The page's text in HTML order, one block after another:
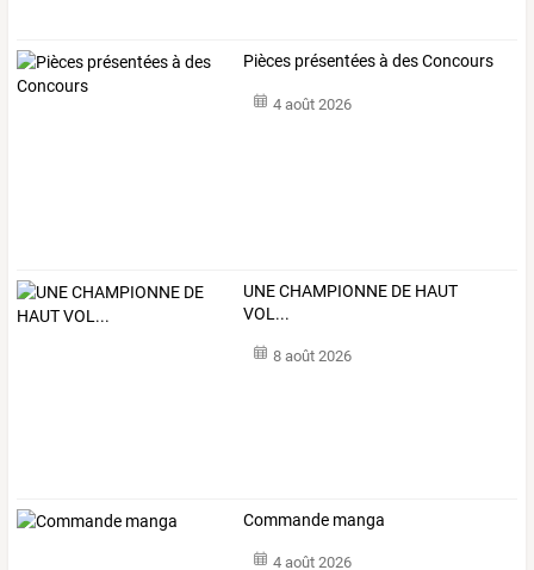
Pièces présentées à des Concours
4 août 2026
UNE CHAMPIONNE DE HAUT
VOL...
8 août 2026
Commande manga
4 août 2026